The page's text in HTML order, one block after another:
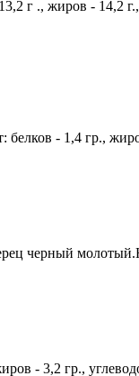
г ., жиров - 14,2
- 1,4 гр.,
черный
- 3,2 гр.,